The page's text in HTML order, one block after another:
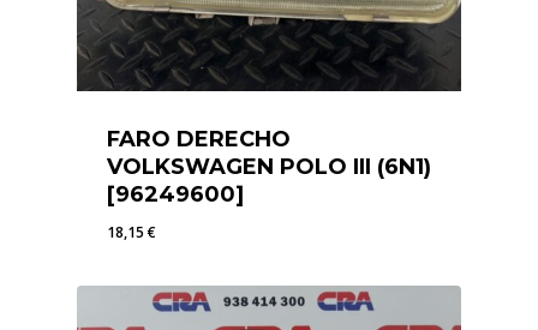
FARO DERECHO
VOLKSWAGEN POLO III (6N1)
[96249600]
18,15€